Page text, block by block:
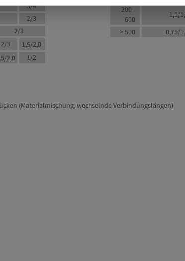
3/4
2/3
2/3
2/3
1,5/2,0
2,0 1/2
200 -
600
1,1/
> 500
0,75/
(Materialmischung, wechselnde Verbindungslängen)